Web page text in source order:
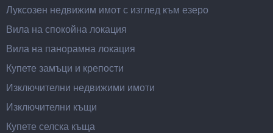
Луксозен недвижим имот с изглед към езеро
Вила на спокойна локация
Вила на панорамна локация
Купете замъци и крепости
Изключителни недвижими имоти
Изключителни къщи
Купете селска къща